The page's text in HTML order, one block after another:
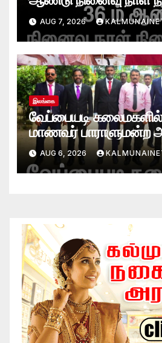
AUG 7, 2026
இலங்கை
வேப்பையடி
மாணவர் பாராளுமன்ற
AUG 6, 2026